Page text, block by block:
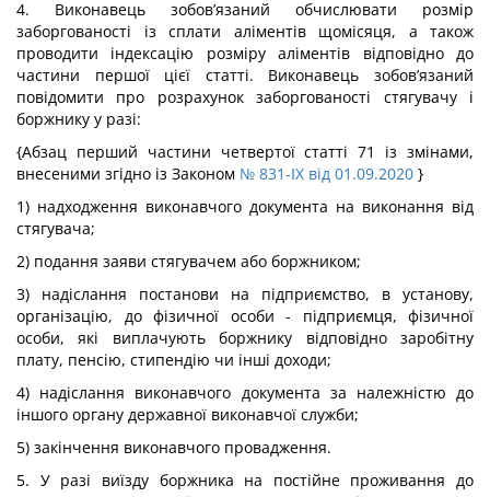
4. Виконавець зобов’язаний обчислювати розмір
заборгованості із сплати аліментів щомісяця, а також
проводити індексацію розміру аліментів відповідно до
частини першої цієї статті. Виконавець зобов’язаний
повідомити про розрахунок заборгованості стягувачу і
боржнику у разі:
{Абзац перший частини четвертої статті 71 із змінами,
внесеними згідно із Законом № 831-IX від 01.09.2020 }
1) надходження виконавчого документа на виконання від
стягувача;
2) подання заяви стягувачем або боржником;
3) надіслання постанови на підприємство, в установу,
організацію, до фізичної особи - підприємця, фізичної
особи, які виплачують боржнику відповідно заробітну
плату, пенсію, стипендію чи інші доходи;
4) надіслання виконавчого документа за належністю до
іншого органу державної виконавчої служби;
5) закінчення виконавчого провадження.
5. У разі виїзду боржника на постійне проживання до